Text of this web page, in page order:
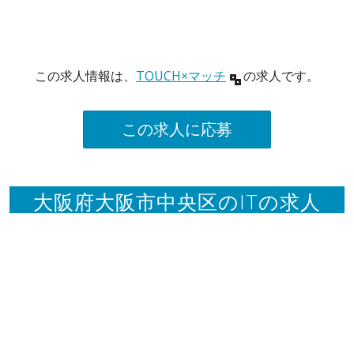
この求人情報は、 TOUCH×マッチ の求人です。
この求人に応募
大阪府大阪市中央区のITの求人